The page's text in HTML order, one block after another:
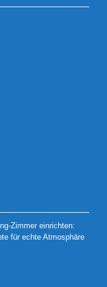
Zimmer einrichten:
für echte Atmosphäre